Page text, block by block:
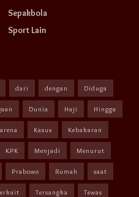
Sepakbola
Sport Lain
dari dengan Diduga
Dunia Haji Hingga
Kasus Kebakaran
KPK Menjadi Menurut
Prabowo Rumah saat
Tersangka Tewas